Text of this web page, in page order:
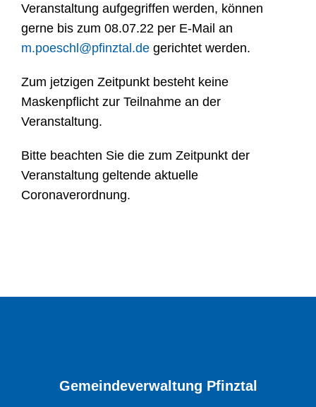
Veranstaltung aufgegriffen werden, können
gerne bis zum 08.07.22 per E-Mail an
m.poeschl@pfinztal.de gerichtet werden.
Zum jetzigen Zeitpunkt besteht keine
Maskenpflicht zur Teilnahme an der
Veranstaltung.
Bitte beachten Sie die zum Zeitpunkt der
Veranstaltung geltende aktuelle
Coronaverordnung.
Gemeindeverwaltung Pfinztal